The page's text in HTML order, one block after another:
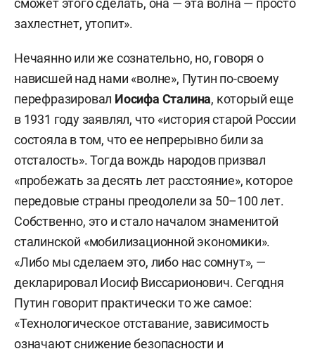
сможет этого сделать, она — эта волна — просто
захлестнет, утопит».
Нечаянно или же сознательно, но, говоря о
нависшей над нами «волне», Путин по-своему
перефразировал Иосифа Сталина, который еще
в 1931 году заявлял, что «история старой России
состояла в том, что ее непрерывно били за
отсталость». Тогда вождь народов призвал
«пробежать за десять лет расстояние», которое
передовые страны преодолели за 50–100 лет.
Собственно, это и стало началом знаменитой
сталинской «мобилизационной экономики».
«Либо мы сделаем это, либо нас сомнут», —
декларировал Иосиф Виссарионович. Сегодня
Путин говорит практически то же самое:
«Технологическое отставание, зависимость
означают снижение безопасности и